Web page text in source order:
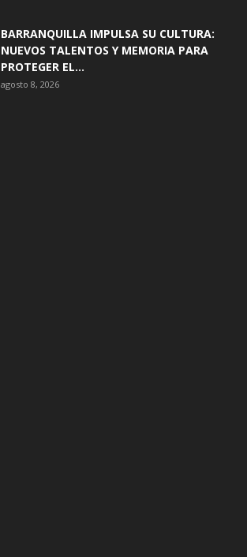
BARRANQUILLA IMPULSA SU CULTURA:
NUEVOS TALENTOS Y MEMORIA PARA
PROTEGER EL...
agosto 8, 2026